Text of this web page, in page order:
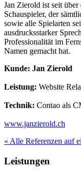
Jan Zierold ist seit
Schauspieler, der
sowie alle Spielarten
ausdrucksstarker
Professionalität im
Namen gemacht hat.
Kunde: Jan Zierold
Leistung: Website
Technik: Contao als
www.janzierold.ch
« Alle Referenzen auf
Leistungen